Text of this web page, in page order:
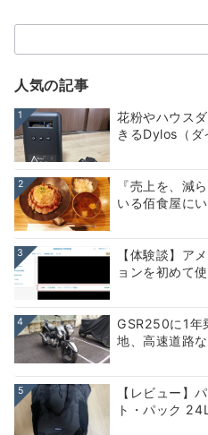
索：
人気の記事
1
花粉やハウス
きるDylos（
2
『売上を、減
いる佰食屋に
3
【体験談】ア
ョンを初めて
4
GSR250に1年
地、高速道路な
5
【レビュー】
ト・パック